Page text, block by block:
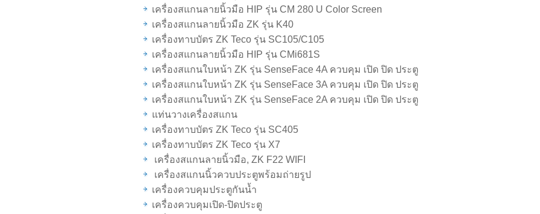
เครื่องสแกนลายนิ้วมือ HIP รุ่น CM 280 U Color Screen
เครื่องสแกนลายนิ้วมือ ZK รุ่น K40
เครื่องทาบบัตร ZK Teco รุ่น SC105/C105
เครื่องสแกนลายนิ้วมือ HIP รุ่น CMi681S
เครื่องสแกนใบหน้า ZK รุ่น SenseFace 4A ควบคุม เปิด ปิด ประตู
เครื่องสแกนใบหน้า ZK รุ่น SenseFace 3A ควบคุม เปิด ปิด ประตู
เครื่องสแกนใบหน้า ZK รุ่น SenseFace 2A ควบคุม เปิด ปิด ประตู
แท่นวางเครื่องสแกน
เครื่องทาบบัตร ZK Teco รุ่น SC405
เครื่องทาบบัตร ZK Teco รุ่น X7
เครื่องสแกนลายนิ้วมือ, ZK F22 WIFI
เครื่องสแกนนิ้วควบประตูพร้อมถ่ายรูป
เครื่องควบคุมประตูกันน้ำ
เครื่องควบคุมเปิด-ปิดประตู